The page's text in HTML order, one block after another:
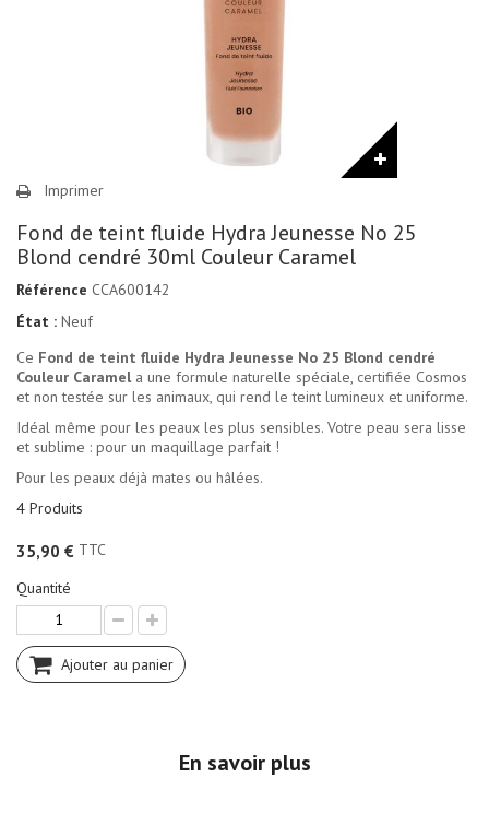
Imprimer
Fond de teint fluide Hydra Jeunesse No 25
Blond cendré 30ml Couleur Caramel
Référence CCA600142
État : Neuf
Ce Fond de teint fluide Hydra Jeunesse No 25 Blond cendré
Couleur Caramela une formule naturelle spéciale, certifiée Cosmos
et non testée sur les animaux, qui rend le teint lumineux et uniforme.
Idéal même pour les peaux les plus sensibles. Votre peau sera lisse
et sublime : pour un maquillage parfait !
Pour les peaux déjà mates ou hâlées.
4 Produits
35,90 € TTC
Quantité
Ajouter au panier
En savoir plus